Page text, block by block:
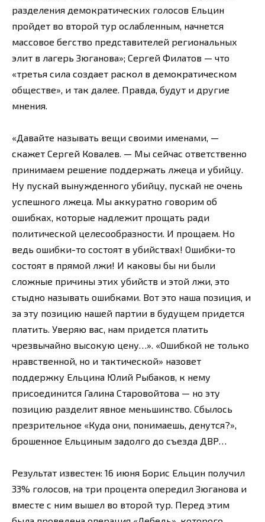
разделения демократических голосов Ельцин
пройдет во второй тур ослабленным, начнется
массовое бегство представителей региональных
элит в лагерь Зюганова»; Сергей Филатов — что
«третья сила создает раскол в демократическом
обществе», и так далее. Правда, будут и другие
мнения.
«Давайте называть вещи своими именами, —
скажет Сергей Ковалев. — Мы сейчас ответственно
принимаем решение поддержать лжеца и убийцу.
Ну пускай вынужденного убийцу, пускай не очень
успешного лжеца. Мы аккуратно говорим об
ошибках, которые надлежит прощать ради
политической целесообразности. И прощаем. Но
ведь ошибки-то состоят в убийствах! Ошибки-то
состоят в прямой лжи! И каковы бы ни были
сложные причины этих убийств и этой лжи, это
стыдно называть ошибками. Вот это наша позиция, и
за эту позицию нашей партии в будущем придется
платить. Уверяю вас, нам придется платить
чрезвычайно высокую цену…». «Ошибкой не только
нравственной, но и тактической» назовет
поддержку Ельцина Юлий Рыбаков, к нему
присоединится Галина Старовойтова — но эту
позицию разделит явное меньшинство. Сбылось
презрительное «Куда они, понимаешь, денутся?»,
брошенное Ельциным задолго до съезда ДВР…
Результат известен: 16 июня Борис Ельцин получил
33% голосов, на три процента опередил Зюганова и
вместе с ним вышел во второй тур. Перед этим